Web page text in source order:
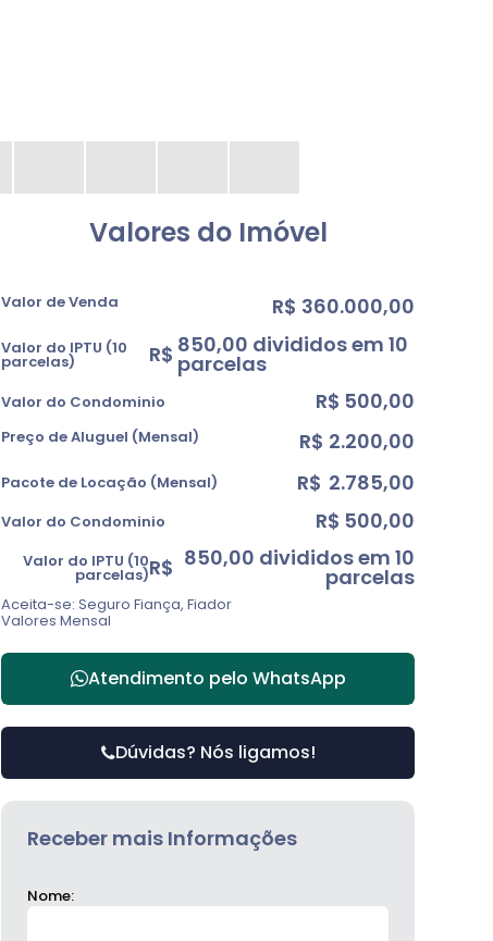
Valores do Imóvel
R$ 360.000,00
Valor de Venda
Valor do IPTU (10
parcelas) R$ 850,00 divididos em 10
parcelas
Valor do Condominio R$ 500,00
R$ 2.200,00
Preço de Aluguel (Mensal)
Valores Mensal
Aceita-se: Seguro Fiança, Fiador
Valor do IPTU (10
parcelas)R$ 850,00 divididos em 10
parcelas
Valor do Condominio R$ 500,00
R$ 2.785,00
Pacote de Locação (Mensal)
Atendimento pelo WhatsApp
Dúvidas? Nós ligamos!
Receber mais Informações
Nome: